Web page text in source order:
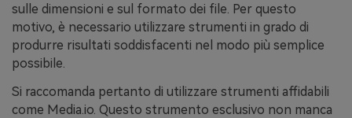
sulle dimensioni e sul formato dei file. Per questo
motivo, è necessario utilizzare strumenti in grado di
produrre risultati soddisfacenti nel modo più semplice
possibile.
Si raccomanda pertanto di utilizzare strumenti affidabili
come Media.io. Questo strumento esclusivo non manca